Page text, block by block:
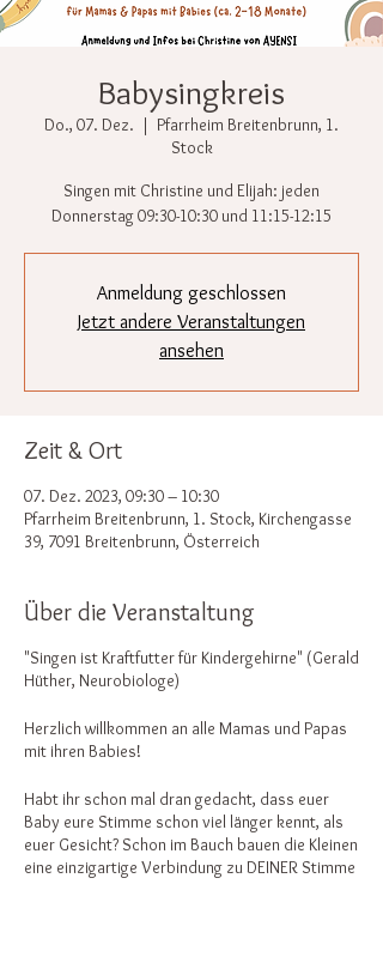
Babysingkreis
Do., 07. Dez.
  |
Pfarrheim Breitenbrunn, 1.
Stock
Singen mit Christine und Elijah: jeden
Donnerstag 09:30-10:30 und 11:15-12:15
Anmeldung geschlossen
Jetzt andere Veranstaltungen
ansehen
Zeit & Ort
07. Dez. 2023, 09:30 – 10:30
Pfarrheim Breitenbrunn, 1. Stock, Kirchengasse
39, 7091 Breitenbrunn, Österreich
Über die Veranstaltung
"Singen ist Kraftfutter für Kindergehirne" (Gerald
Hüther, Neurobiologe)
Herzlich willkommen an alle Mamas und Papas
mit ihren Babies!
Habt ihr schon mal dran gedacht, dass euer
Baby eure Stimme schon viel länger kennt, als
euer Gesicht? Schon im Bauch bauen die Kleinen
eine einzigartige Verbindung zu DEINER Stimme